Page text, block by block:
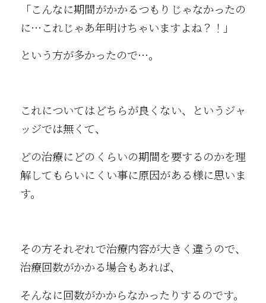
「こんなに期間がかかるつもりじゃなかったの
に…これじゃあ年明けちゃいますよね？！」
という方が多かったので…。
これについてはどちらが良くない、というジャ
ッジでは無くて、
どの治療にどのくらいの期間を要するのかを理
解してもらいにくい事に原因がある様に思いま
す。
その方それぞれで治療内容が大きく違うので、
治療回数がかかる場合もあれば、
そんなに回数がかからなかったりするのです。